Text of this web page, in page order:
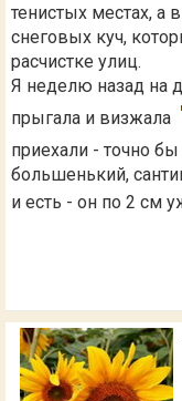
тенистых местах, а
снеговых куч,
расчистке улиц.
Я неделю назад на
прыгала и визжала
приехали - точно
большенький,
и есть - он по 2 см